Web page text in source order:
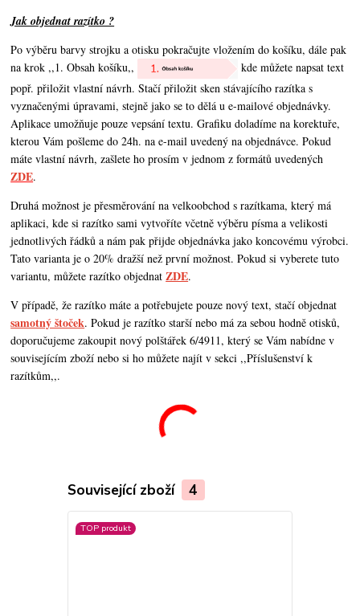
Jak objednat razítko ?
Po výběru barvy strojku a otisku pokračujte vložením do košíku, dále pak
na krok ,,1. Obsah košíku,,
kde můžete napsat text
popř. přiložit vlastní návrh. Stačí přiložit sken stávajícího razítka s
vyznačenými úpravami, stejně jako se to dělá u e-mailové objednávky.
Aplikace umožňuje pouze vepsání textu. Grafiku doladíme na korektuře,
kterou Vám pošleme do 24h. na e-mail uvedený na objednávce. Pokud
máte vlastní návrh,zašlete ho prosím v jednom z formátů uvedených
ZDE.
Druhá možnost je přesměrování na velkoobchod s razítkama, který má
aplikaci, kde si razítko sami vytvoříte včetně výběru písma a velikosti
jednotlivých řádků a nám pak přijde objednávka jako koncovému výrobci.
Tato varianta je o 20% dražší než první možnost. Pokud si vyberete tuto
variantu, můžete razítko objednatZDE.
V případě, že razítko máte a potřebujete pouze nový text, stačí objednat
samotný štoček. Pokud je razítko starší nebo má za sebou hodně otisků,
doporučujeme zakoupit nový polštářek 6/4911, který se Vám nabídne v
souvisejícím zboží nebo si ho můžete najít v sekci ,,Příslušenství k
razítkům,,.
Související zboží 4
TOP produkt